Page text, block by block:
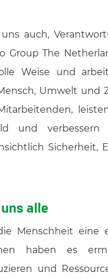
auch,
Group The
Weise und
Umwelt und
und verbessern
Sicherheit,
alle
Menschheit eine
haben es
und